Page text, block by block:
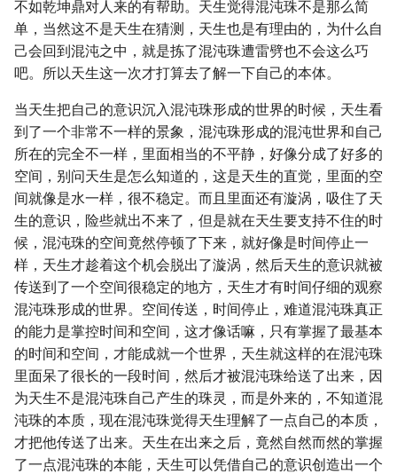
不如乾坤鼎对人来的有帮助。天生觉得混沌珠不是那么简
单，当然这不是天生在猜测，天生也是有理由的，为什么自
己会回到混沌之中，就是拣了混沌珠遭雷劈也不会这么巧
吧。所以天生这一次才打算去了解一下自己的本体。
当天生把自己的意识沉入混沌珠形成的世界的时候，天生看
到了一个非常不一样的景象，混沌珠形成的混沌世界和自己
所在的完全不一样，里面相当的不平静，好像分成了好多的
空间，别问天生是怎么知道的，这是天生的直觉，里面的空
间就像是水一样，很不稳定。而且里面还有漩涡，吸住了天
生的意识，险些就出不来了，但是就在天生要支持不住的时
候，混沌珠的空间竟然停顿了下来，就好像是时间停止一
样，天生才趁着这个机会脱出了漩涡，然后天生的意识就被
传送到了一个空间很稳定的地方，天生才有时间仔细的观察
混沌珠形成的世界。空间传送，时间停止，难道混沌珠真正
的能力是掌控时间和空间，这才像话嘛，只有掌握了最基本
的时间和空间，才能成就一个世界，天生就这样的在混沌珠
里面呆了很长的一段时间，然后才被混沌珠给送了出来，因
为天生不是混沌珠自己产生的珠灵，而是外来的，不知道混
沌珠的本质，现在混沌珠觉得天生理解了一点自己的本质，
才把他传送了出来。天生在出来之后，竟然自然而然的掌握
了一点混沌珠的本能，天生可以凭借自己的意识创造出一个